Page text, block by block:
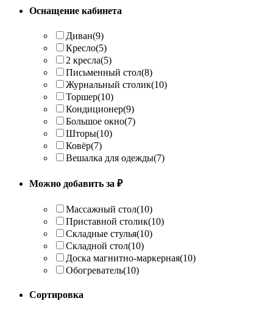
Оснащение кабинета
Диван(9)
Кресло(5)
2 кресла(5)
Письменный стол(8)
Журнальный столик(10)
Торшер(10)
Кондиционер(9)
Большое окно(7)
Шторы(10)
Ковёр(7)
Вешалка для одежды(7)
Можно добавить за ₽
Массажный стол(10)
Приставной столик(10)
Складные стулья(10)
Складной стол(10)
Доска магнитно-маркерная(10)
Обогреватель(10)
Сортировка